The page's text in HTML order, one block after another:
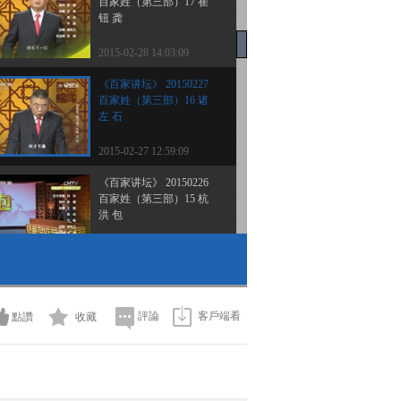
钮 龚
2015-02-28 14:03:09
《百家讲坛》 20150227
百家姓（第三部）16 诸
左 石
2015-02-27 12:59:09
《百家讲坛》 20150226
百家姓（第三部）15 杭
洪 包
郁 单
2015-02-25 16:42:12
百家姓（第三部）13 丁
點讚 收藏 評論 客戶端看